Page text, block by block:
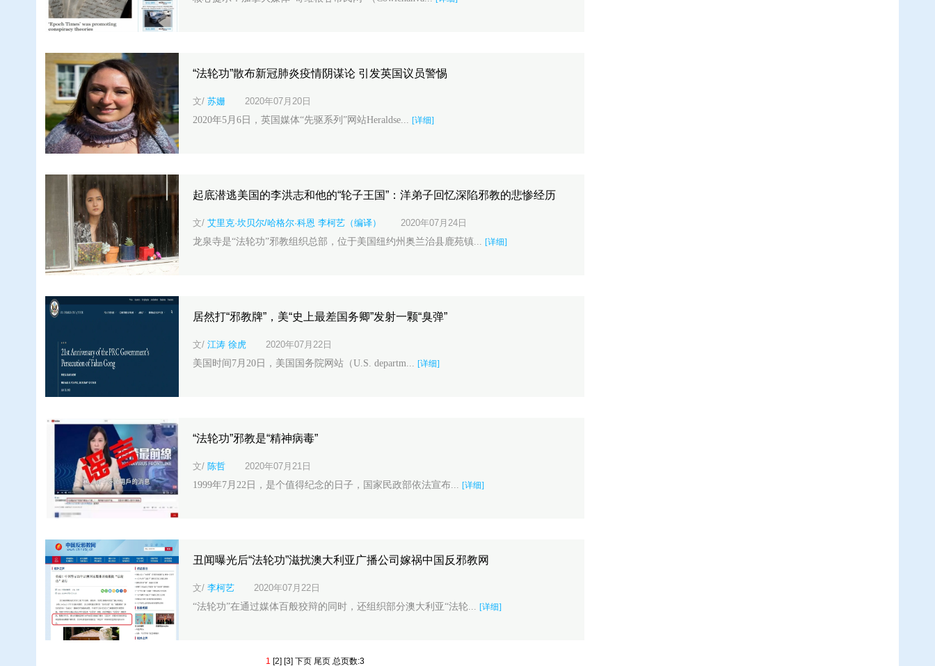
“法轮功”散布新冠肺炎疫情阴谋论 引发英国议员警惕
文/ 苏姗
2020年07月20日
2020年5月6日，英国媒体“先驱系列”网站Heraldse... [详细]
起底潜逃美国的李洪志和他的“轮子王国”：洋弟子回忆深陷邪教的悲惨经历
文/ 艾里克·坎贝尔/哈格尔·科恩 李柯艺（编译）
2020年07月24日
龙泉寺是“法轮功”邪教组织总部，位于美国纽约州奥兰治县鹿苑镇... [详细]
居然打“邪教牌”，美“史上最差国务卿”发射一颗“臭弹”
文/ 江涛 徐虎
2020年07月22日
美国时间7月20日，美国国务院网站（U.S. departm... [详细]
“法轮功”邪教是“精神病毒”
文/ 陈哲
2020年07月21日
1999年7月22日，是个值得纪念的日子，国家民政部依法宣布... [详细]
丑闻曝光后“法轮功”滋扰澳大利亚广播公司嫁祸中国反邪教网
文/ 李柯艺
2020年07月22日
“法轮功”在通过媒体百般狡辩的同时，还组织部分澳大利亚“法轮... [详细]
1 [2] [3] 下页 尾页总页数:3